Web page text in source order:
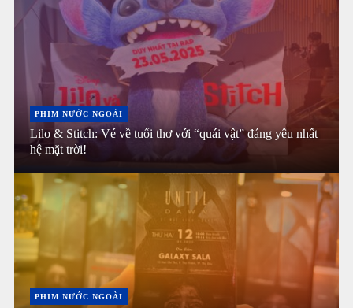
PHIM NƯỚC NGOÀI
Lilo & Stitch: Vé về tuổi thơ với “quái vật” đáng yêu nhất
hệ mặt trời!
PHIM NƯỚC NGOÀI